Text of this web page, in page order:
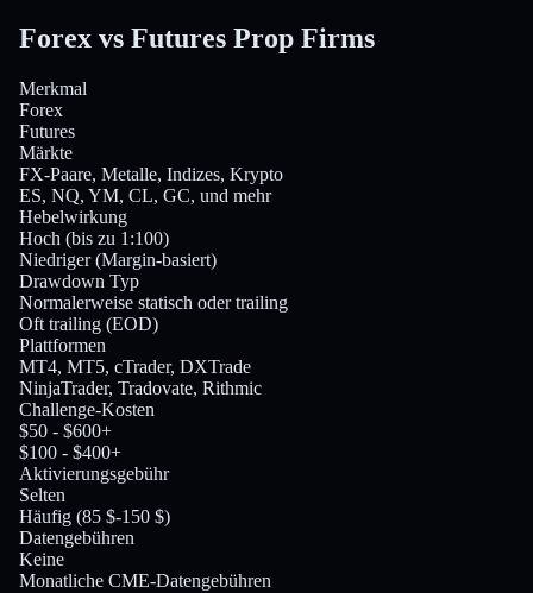
Forex vs Futures Prop Firms
Merkmal
Forex
Futures
Märkte
FX-Paare, Metalle, Indizes, Krypto
ES, NQ, YM, CL, GC, und mehr
Hebelwirkung
Hoch (bis zu 1:100)
Niedriger (Margin-basiert)
Drawdown Typ
Normalerweise statisch oder trailing
Oft trailing (EOD)
Plattformen
MT4, MT5, cTrader, DXTrade
NinjaTrader, Tradovate, Rithmic
Challenge-Kosten
$50 - $600+
$100 - $400+
Aktivierungsgebühr
Selten
Häufig (85 $-150 $)
Datengebühren
Keine
Monatliche CME-Datengebühren